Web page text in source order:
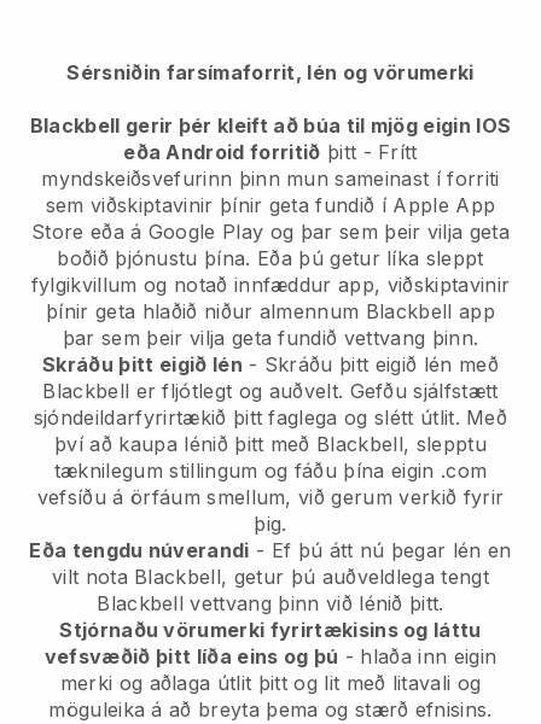
Sérsniðin farsímaforrit, lén og vörumerki
Blackbell gerir þér kleift að búa til mjög eigin IOS
eða Android forritið þitt - Frítt
myndskeiðsvefurinn þinn mun sameinast í forriti
sem viðskiptavinir þínir geta fundið í Apple App
Store eða á Google Play og þar sem þeir vilja geta
boðið þjónustu þína. Eða þú getur líka sleppt
fylgikvillum og notað innfæddur app, viðskiptavinir
þínir geta hlaðið niður almennum Blackbell app
þar sem þeir vilja geta fundið vettvang þinn.
Skráðu þitt eigið lén - Skráðu þitt eigið lén með
Blackbell er fljótlegt og auðvelt. Gefðu sjálfstætt
sjóndeildarfyrirtækið þitt faglega og slétt útlit. Með
því að kaupa lénið þitt með Blackbell, slepptu
tæknilegum stillingum og fáðu þína eigin .com
vefsíðu á örfáum smellum, við gerum verkið fyrir
þig.
Eða tengdu núverandi - Ef þú átt nú þegar lén en
vilt nota Blackbell, getur þú auðveldlega tengt
Blackbell vettvang þinn við lénið þitt.
Stjórnaðu vörumerki fyrirtækisins og láttu
vefsvæðið þitt líða eins og þú - hlaða inn eigin
merki og aðlaga útlit þitt og lit með litavali og
möguleika á að breyta þema og stærð efnisins.